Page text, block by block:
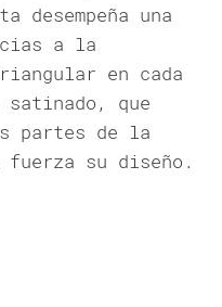
desempeña una
a la
en cada
satinado, que
partes de la
fuerza su diseño.